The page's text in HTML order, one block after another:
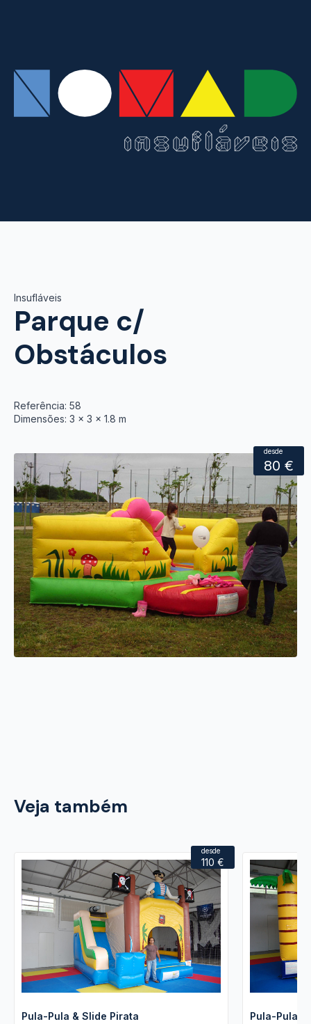
Insufláveis
Parque c/
Obstáculos
Referência: 58
Dimensões: 3 x 3 x 1.8 m
desde
80 €
Veja também
Pula-Pula & Slide Pirata
desde
110 €
Pula-Pula